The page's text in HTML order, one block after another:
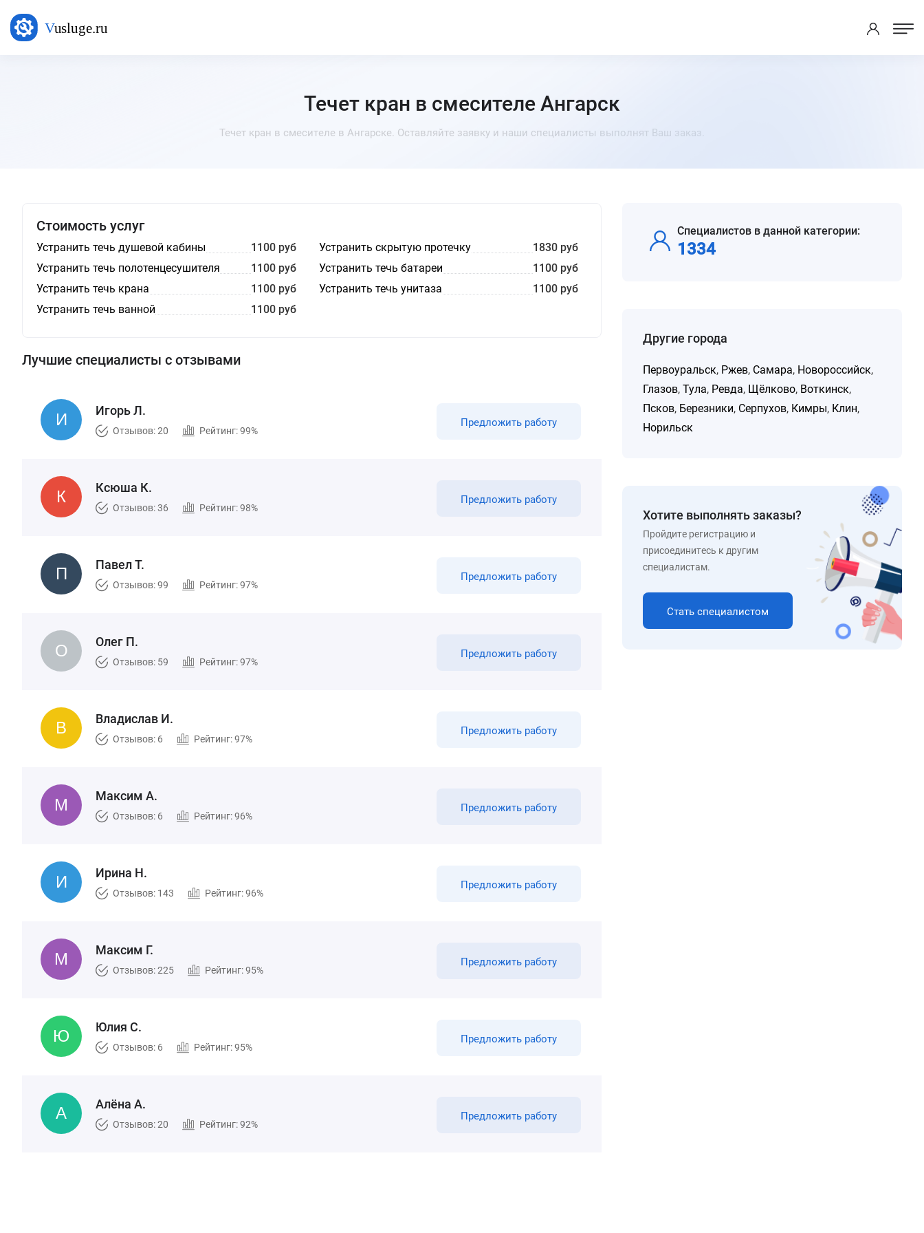
Течет кран в смесителе Ангарск
Течет кран в смесителе в Ангарске. Оставляйте заявку и наши специалисты выполнят Ваш заказ.
Стоимость услуг
Устранить течь душевой кабины 1100 руб Устранить скрытую протечку
1830 руб
Устранить течь полотенцесушителя
1100 руб Устранить течь батареи
1100 руб
Устранить течь крана
1100 руб Устранить течь унитаза
1100 руб
Устранить течь ванной
1100 руб
Лучшие специалисты с отзывами
Игорь Л.
Отзывов: 20 Рейтинг: 99%
Предложить работу
Ксюша К.
Отзывов: 36 Рейтинг: 98%
Предложить работу
Павел Т.
Отзывов: 99 Рейтинг: 97%
Предложить работу
Олег П.
Отзывов: 59 Рейтинг: 97%
Предложить работу
Владислав И.
Отзывов: 6 Рейтинг: 97%
Предложить работу
Максим А.
Отзывов: 6 Рейтинг: 96%
Предложить работу
Ирина Н.
Отзывов: 143 Рейтинг: 96%
Предложить работу
Максим Г.
Отзывов: 225 Рейтинг: 95%
Предложить работу
Юлия С.
Отзывов: 6 Рейтинг: 95%
Предложить работу
Алёна А.
Отзывов: 20 Рейтинг: 92%
Предложить работу
Специалистов в данной категории:
1334
Другие города
Первоуральск, Ржев, Самара, Новороссийск,
Глазов,Тула, Ревда, Щёлково, Воткинск,
Псков, Березники, Серпухов, Кимры, Клин,
Норильск
Хотите выполнять заказы?
Пройдите регистрацию и
присоединитесь к другим
специалистам.
Стать специалистом